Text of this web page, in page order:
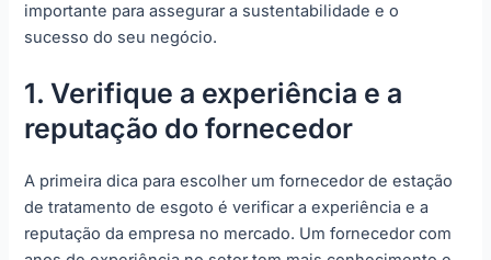
importante para assegurar a sustentabilidade e o
sucesso do seu negócio.
1. Verifique a experiência e a
reputação do fornecedor
A primeira dica para escolher um fornecedor de estação
de tratamento de esgoto é verificar a experiência e a
reputação da empresa no mercado. Um fornecedor com